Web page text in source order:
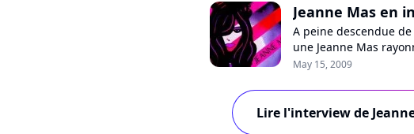
Jeanne Mas en
A peine descendue
une Jeanne Mas
ses lunettes roses
l'avant-veille de son
affiche complet samedi
prochain. Il reste
May 15, 2009
Lire l'interview de